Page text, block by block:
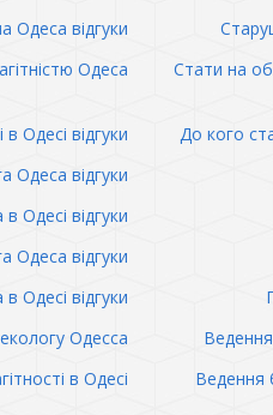
Одеса відгуки
Одеса Стати на
Одесі відгуки
До кого
Одеса відгуки
Одесі відгуки
Одеса відгуки
Одесі відгуки
Одесса
Ведення
в Одесі
Ведення